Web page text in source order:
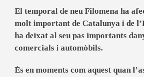
El temporal de neu Filomena ha
molt important de Catalunya i de
ha deixat al seu pas importants
comercials i automòbils.
És en moments com aquest quan